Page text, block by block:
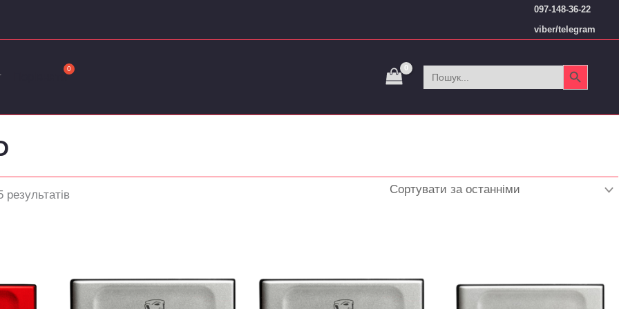
097-148-36-22
viber/telegram
Порівняти
Search
for:
Search Button